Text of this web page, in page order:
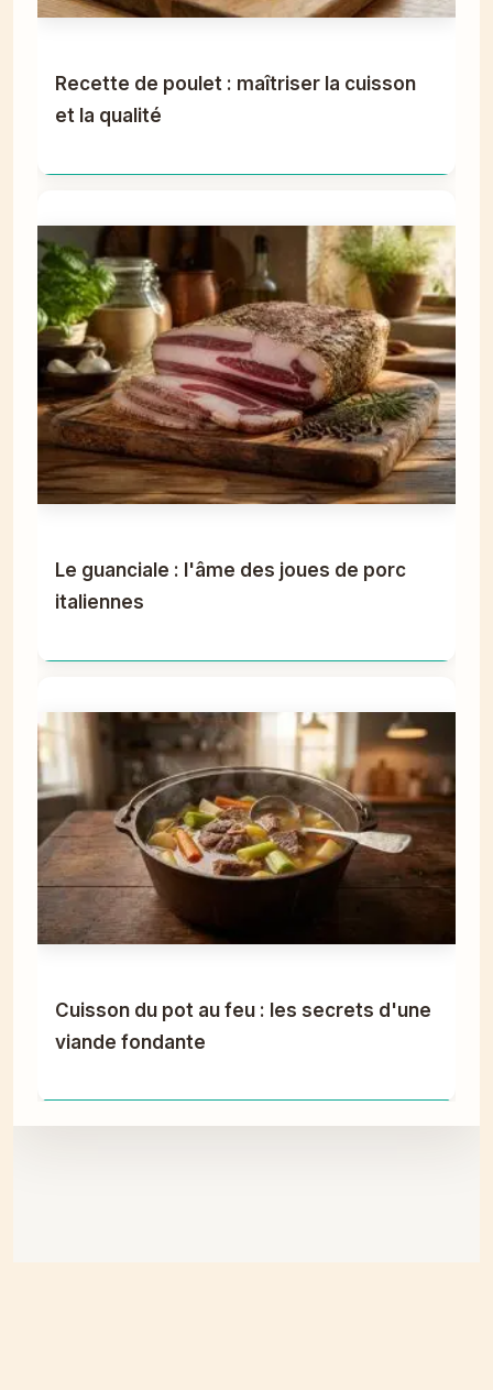
Recette de poulet : maîtriser la cuisson
et la qualité
Le guanciale : l'âme des joues de porc
italiennes
Cuisson du pot au feu : les secrets d'une
viande fondante